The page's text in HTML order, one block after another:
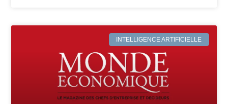
INTELLIGENCE ARTIFICIELLE